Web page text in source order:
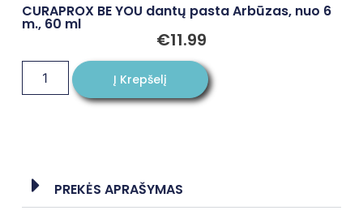
CURAPROX BE YOU dantų pasta Arbūzas, nuo 6
m., 60 ml
€11.99
PREKĖS APRAŠYMAS
Į Krepšelį